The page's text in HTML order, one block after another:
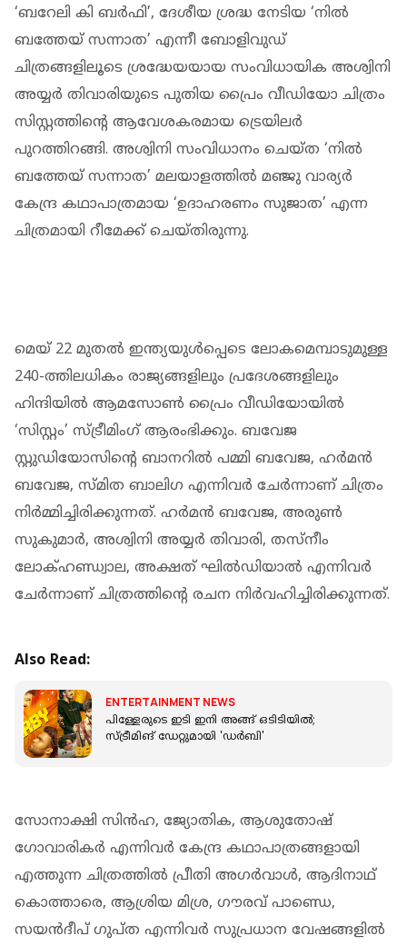
‘ബറേലി കി ബർഫി’, ദേശീയ ശ്രദ്ധ നേടിയ ‘നിൽ
ബത്തേയ് സന്നാത’ എന്നീ ബോളിവുഡ്
ചിത്രങ്ങളിലൂടെ ശ്രദ്ധേയയായ സംവിധായിക അശ്വിനി
അയ്യർ തിവാരിയുടെ പുതിയ പ്രൈം വീഡിയോ ചിത്രം
സിസ്റ്റത്തിൻ്റെ ആവേശകരമായ ട്രെയിലർ
പുറത്തിറങ്ങി. അശ്വിനി സംവിധാനം ചെയ്ത ‘നിൽ
ബത്തേയ് സന്നാത’ മലയാളത്തിൽ മഞ്ജു വാര്യർ
കേന്ദ്ര കഥാപാത്രമായ ‘ഉദാഹരണം സുജാത’ എന്ന
ചിത്രമായി റീമേക്ക് ചെയ്തിരുന്നു.
മെയ് 22 മുതൽ ഇന്ത്യയുൾപ്പെടെ ലോകമെമ്പാടുമുള്ള
240-ത്തിലധികം രാജ്യങ്ങളിലും പ്രദേശങ്ങളിലും
ഹിന്ദിയിൽ ആമസോൺ പ്രൈം വീഡിയോയിൽ
‘സിസ്റ്റം’ സ്ട്രീമിംഗ് ആരംഭിക്കും. ബവേജ
സ്റ്റുഡിയോസിന്റെ ബാനറിൽ പമ്മി ബവേജ, ഹർമൻ
ബവേജ, സ്മിത ബാലിഗ എന്നിവർ ചേർന്നാണ് ചിത്രം
നിർമ്മിച്ചിരിക്കുന്നത്. ഹർമൻ ബവേജ, അരുണ്‍
സുകുമാർ, അശ്വിനി അയ്യർ തിവാരി, തസ്‌നീം
ലോക്ഹണ്ഡ്വാല, അക്ഷത് ഘിൽഡിയാൽ എന്നിവർ
ചേർന്നാണ് ചിത്രത്തിന്റെ രചന നിർവഹിച്ചിരിക്കുന്നത്.
Also Read:
ENTERTAINMENT NEWS
പിള്ളേരുടെ ഇടി ഇനി അങ്ങ് ഒടിടിയിൽ;
സ്ട്രീമിങ് ഡേറ്റുമായി 'ഡർബി'
സോനാക്ഷി സിന്‍ഹ, ജ്യോതിക, ആശുതോഷ്
ഗോവാരികർ എന്നിവർ കേന്ദ്ര കഥാപാത്രങ്ങളായി
എത്തുന്ന ചിത്രത്തിൽ പ്രീതി അഗർവാൾ, ആദിനാഥ്
കൊത്താരെ, ആശ്രിയ മിശ്ര, ഗൗരവ് പാണ്ഡെ,
സയൻദീപ് ഗുപ്ത എന്നിവർ സുപ്രധാന വേഷങ്ങളിൽ